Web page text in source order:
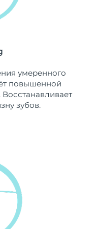
умеренного
повышенной
Восстанавливает
зубов.
дата доставки
дата доставки
8/12/26
дата доставки
дата доставки
дата доставки
дата доставки